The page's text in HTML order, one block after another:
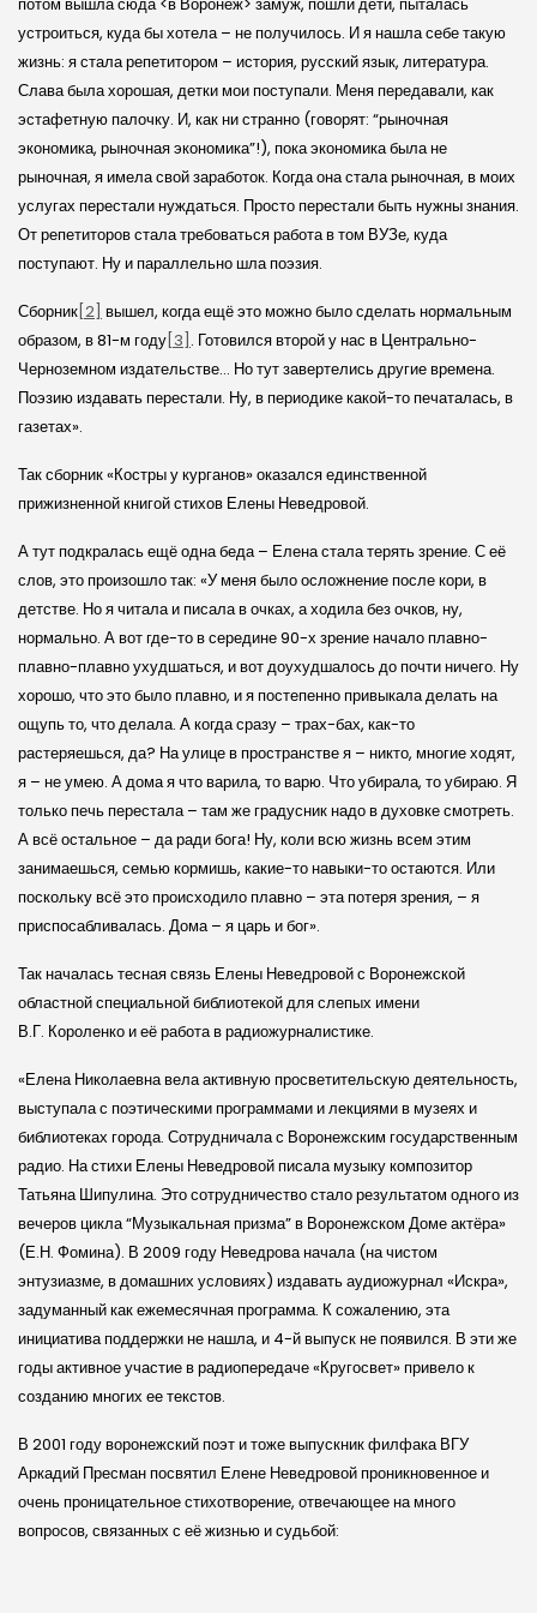
устроиться, куда бы хотела – не получилось. И я нашла себе такую
жизнь: я стала репетитором – история, русский язык, литература.
Слава была хорошая, детки мои поступали. Меня передавали, как
эстафетную палочку. И, как ни странно (говорят: “рыночная
экономика, рыночная экономика”!), пока экономика была не
рыночная, я имела свой заработок. Когда она стала рыночная, в моих
услугах перестали нуждаться. Просто перестали быть нужны знания.
От репетиторов стала требоваться работа в том ВУЗе, куда
поступают. Ну и параллельно шла поэзия.
Сборник[2] вышел, когда ещё это можно было сделать нормальным
образом, в 81-м году[3] . Готовился второй у нас в Центрально-
Черноземном издательстве… Но тут завертелись другие времена.
Поэзию издавать перестали. Ну, в периодике какой-то печаталась, в
газетах».
Так сборник «Костры у курганов» оказался единственной
прижизненной книгой стихов Елены Неведровой.
А тут подкралась ещё одна беда – Елена стала терять зрение. С её
слов, это произошло так: «У меня было осложнение после кори, в
детстве. Но я читала и писала в очках, а ходила без очков, ну,
нормально. А вот где-то в середине 90-х зрение начало плавно-
плавно-плавно ухудшаться, и вот доухудшалось до почти ничего. Ну
хорошо, что это было плавно, и я постепенно привыкала делать на
ощупь то, что делала. А когда сразу – трах-бах, как-то
растеряешься, да? На улице в пространстве я – никто, многие ходят,
я – не умею. А дома я что варила, то варю. Что убирала, то убираю. Я
только печь перестала – там же градусник надо в духовке смотреть.
А всё остальное – да ради бога! Ну, коли всю жизнь всем этим
занимаешься, семью кормишь, какие-то навыки-то остаются. Или
поскольку всё это происходило плавно – эта потеря зрения, – я
приспосабливалась. Дома – я царь и бог».
Так началась тесная связь Елены Неведровой с Воронежской
областной специальной библиотекой для слепых имени
В.Г. Короленко и её работа в радиожурналистике.
«Елена Николаевна вела активную просветительскую деятельность,
выступала с поэтическими программами и лекциями в музеях и
библиотеках города. Сотрудничала с Воронежским государственным
радио. На стихи Елены Неведровой писала музыку композитор
Татьяна Шипулина. Это сотрудничество стало результатом одного из
вечеров цикла “Музыкальная призма” в Воронежском Доме актёра»
(Е.Н. Фомина). В 2009 году Неведрова начала (на чистом
энтузиазме, в домашних условиях) издавать аудиожурнал «Искра»,
задуманный как ежемесячная программа. К сожалению, эта
инициатива поддержки не нашла, и 4-й выпуск не появился. В эти же
годы активное участие в радиопередаче «Кругосвет» привело к
созданию многих ее текстов.
В 2001 году воронежский поэт и тоже выпускник филфака ВГУ
Аркадий Пресман посвятил Елене Неведровой проникновенное и
очень проницательное стихотворение, отвечающее на много
вопросов, связанных с её жизнью и судьбой: